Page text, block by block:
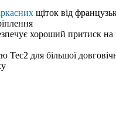
щіток від
хороший притиск на
Tec2 для більшої